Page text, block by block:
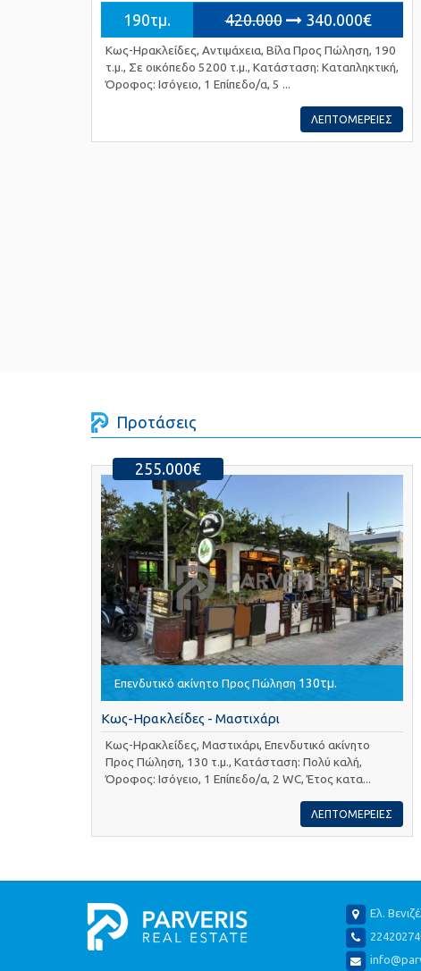
190τμ. 420.000 340.000€
Κως-Ηρακλείδες, Αντιμάχεια, Βίλα Προς Πώληση, 190
τ.μ., Σε οικόπεδο 5200 τ.μ., Κατάσταση: Καταπληκτική,
Όροφος: Ισόγειο, 1 Επίπεδο/α, 5 ...
ΛΕΠΤΟΜΕΡΕΙΕΣ
Προτάσεις
255.000€
Επενδυτικό ακίνητο Προς Πώληση 130τμ.
Κως-Ηρακλείδες - Μαστιχάρι
Κως-Ηρακλείδες, Μαστιχάρι, Επενδυτικό ακίνητο
Προς Πώληση, 130 τ.μ., Κατάσταση: Πολύ καλή,
Όροφος: Ισόγειο, 1 Επίπεδο/α, 2 WC, Έτος κατα...
ΛΕΠΤΟΜΕΡΕΙΕΣ
Ελ.